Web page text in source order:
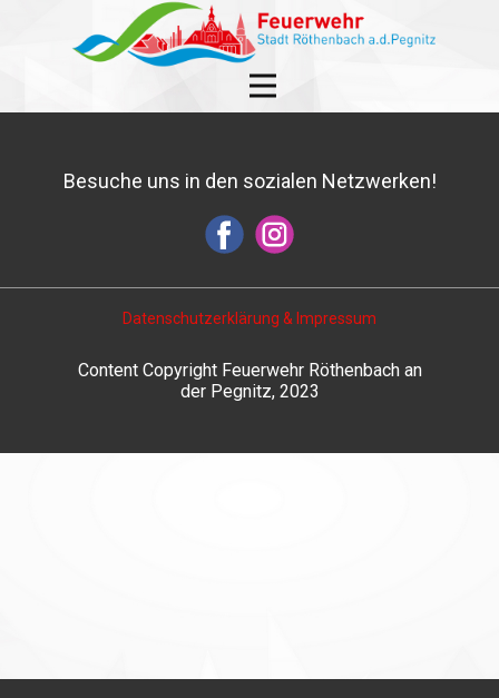
Besuche uns in den sozialen Netzwerken!
Content Copyright Feuerwehr Röthenbach an
der Pegnitz, 2023
Datenschutzerklärung & Impressum